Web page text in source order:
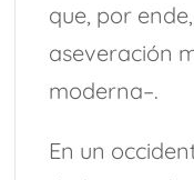
que, por
aseveración
moderna–.
En un